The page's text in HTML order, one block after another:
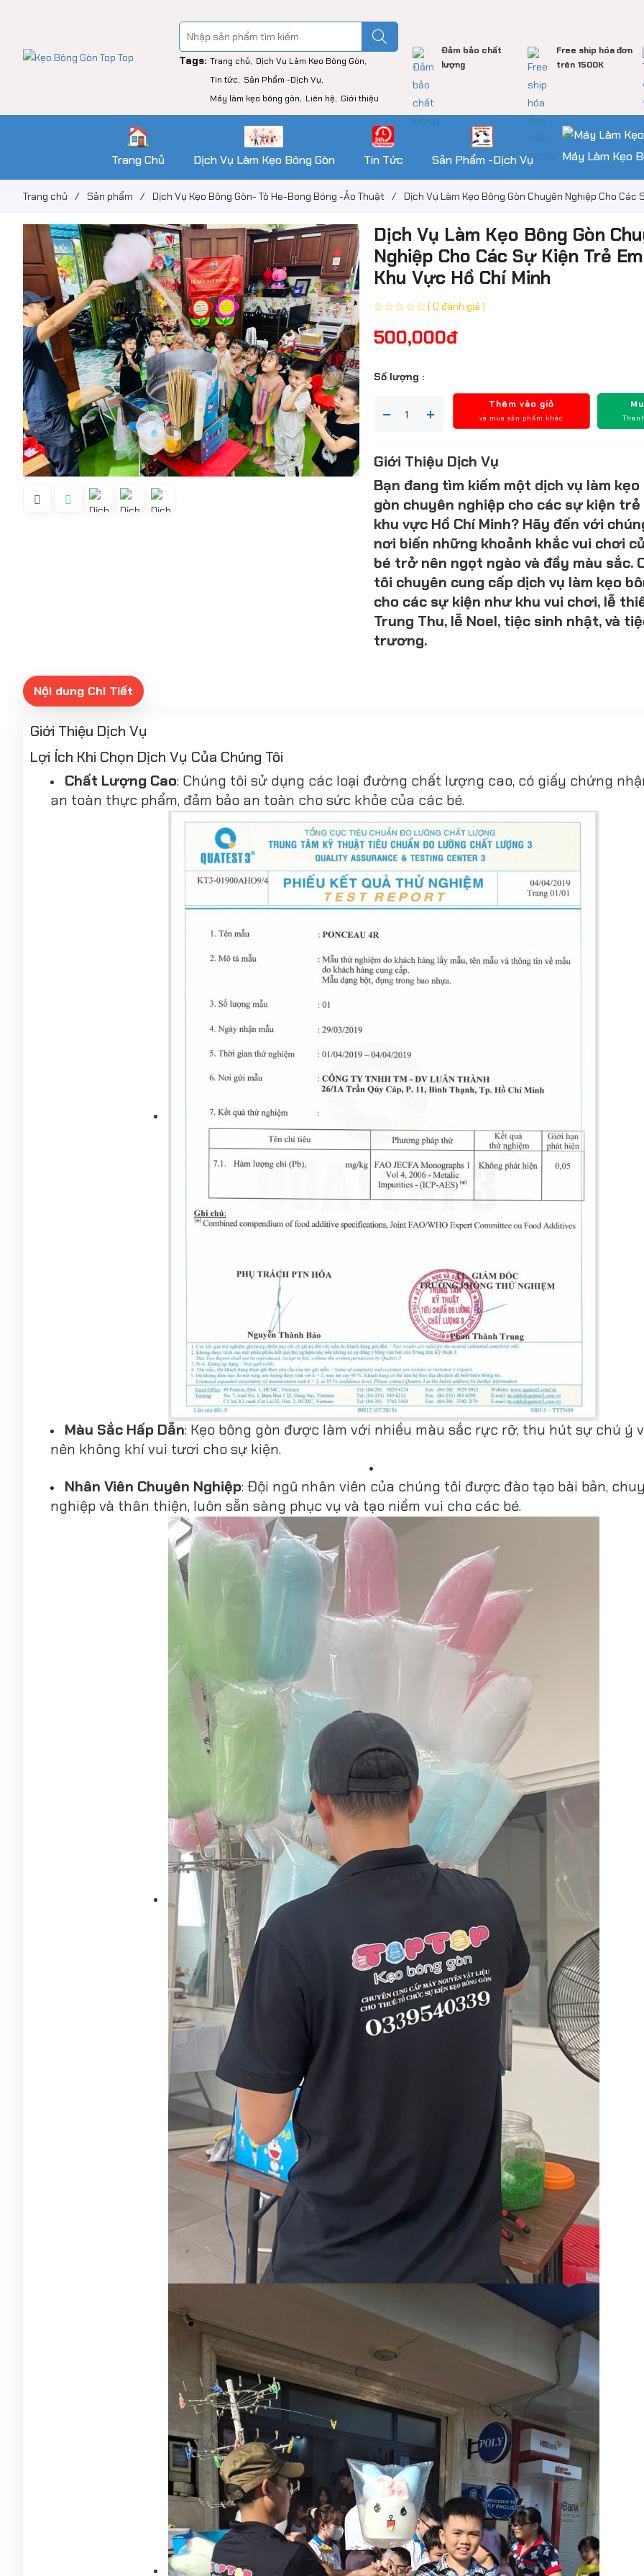
Tags: Trang chủ
Dịch Vụ Làm Kẹo Bông Gòn
Tin tức
Sản Phẩm -Dịch Vụ
Máy làm kẹo bông gòn
Liên hệ Giới thiệu
Đảm bảo chất
lượng
Free ship hóa đơn
trên 1500K
Trang Chủ Dịch Vụ Làm Kẹo Bông Gòn Tin Tức Sản Phẩm -Dịch Vụ Máy Làm Kẹo
Trang chủ / Sản phẩm / Dịch Vụ Kẹo Bông Gòn- Tò He-Bong Bóng -Ảo Thuật / Dịch Vụ Làm Kẹo Bông Gòn Chuyên Nghiệp Cho Các
Dịch Vụ Làm Kẹo Bông Gòn
Nghiệp Cho Các Sự Kiện Trẻ
Khu Vực Hồ Chí Minh
( 0 đánh giá )
500,000đ
Số lượng :
Thêm vào giỏ
và mua sản phẩm khác
Giới Thiệu Dịch Vụ
Bạn đang tìm kiếm một dịch vụ làm kẹo
gòn chuyên nghiệp cho các sự kiện trẻ
khu vực Hồ Chí Minh? Hãy đến với
nơi biến những khoảnh khắc vui chơi
bé trở nên ngọt ngào và đầy màu sắc.
tôi chuyên cung cấp dịch vụ làm kẹo
cho các sự kiện như khu vui chơi, lễ
Trung Thu, lễ Noel, tiệc sinh nhật, và
trương.
Nội dung Chi Tiết
Giới Thiệu Dịch Vụ
Lợi Ích Khi Chọn Dịch Vụ Của Chúng Tôi
Chất Lượng Cao: Chúng tôi sử dụng các loại đường chất lượng cao, có giấy chứng
an toàn thực phẩm, đảm bảo an toàn cho sức khỏe của các bé.
Màu Sắc Hấp Dẫn: Kẹo bông gòn được làm với nhiều màu sắc rực rỡ, thu hút sự chú ý
nên không khí vui tươi cho sự kiện.
Nhân Viên Chuyên Nghiệp: Đội ngũ nhân viên của chúng tôi được đào tạo bài bản,
nghiệp và thân thiện, luôn sẵn sàng phục vụ và tạo niềm vui cho các bé.